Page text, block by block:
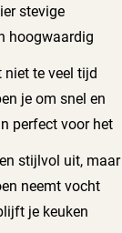
stevige
hoogwaardig
te veel tijd
je om snel en
perfect voor het
stijlvol uit, maar
neemt vocht
je keuken